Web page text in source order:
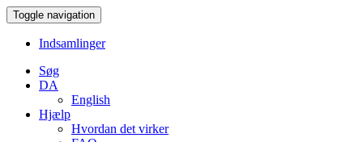
Toggle navigation
Indsamlinger
Søg
DA
English
Hjælp
Hvordan det virker